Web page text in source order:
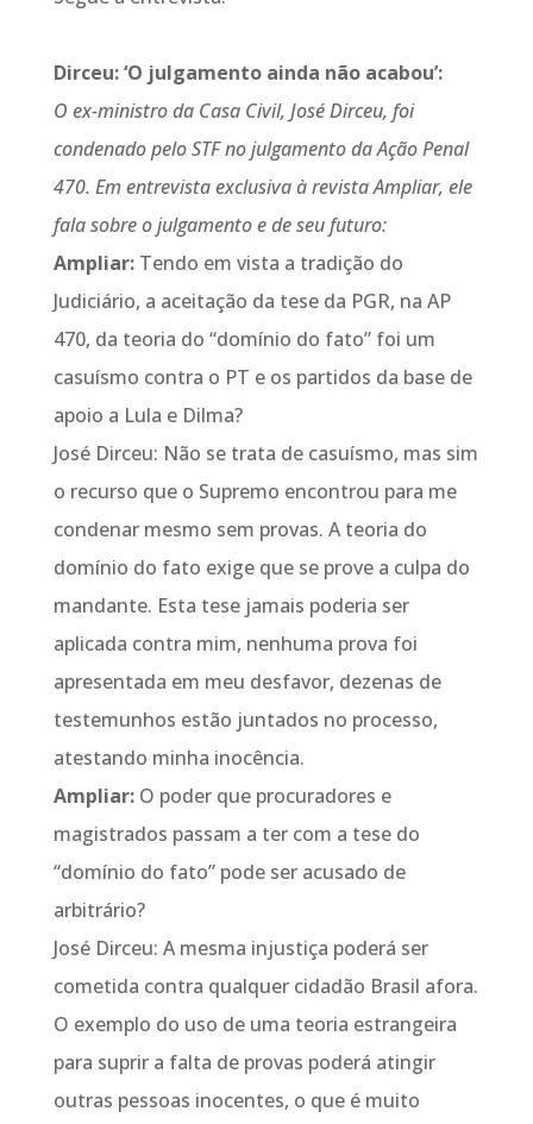
Dirceu: ‘O julgamento ainda não acabou’:
O ex-ministro da Casa Civil, José Dirceu, foi
condenado pelo STF no julgamento da Ação Penal
470. Em entrevista exclusiva à revista Ampliar, ele
fala sobre o julgamento e de seu futuro:
Ampliar:Tendo em vista a tradição do
Judiciário, a aceitação da tese da PGR, na AP
470, da teoria do “domínio do fato” foi um
casuísmo contra o PT e os partidos da base de
apoio a Lula e Dilma?
José Dirceu: Não se trata de casuísmo, mas sim
o recurso que o Supremo encontrou para me
condenar mesmo sem provas. A teoria do
domínio do fato exige que se prove a culpa do
mandante. Esta tese jamais poderia ser
aplicada contra mim, nenhuma prova foi
apresentada em meu desfavor, dezenas de
testemunhos estão juntados no processo,
atestando minha inocência.
Ampliar: O poder que procuradores e
magistrados passam a ter com a tese do
“domínio do fato” pode ser acusado de
arbitrário?
José Dirceu: A mesma injustiça poderá ser
cometida contra qualquer cidadão Brasil afora.
O exemplo do uso de uma teoria estrangeira
para suprir a falta de provas poderá atingir
outras pessoas inocentes, o que é muito